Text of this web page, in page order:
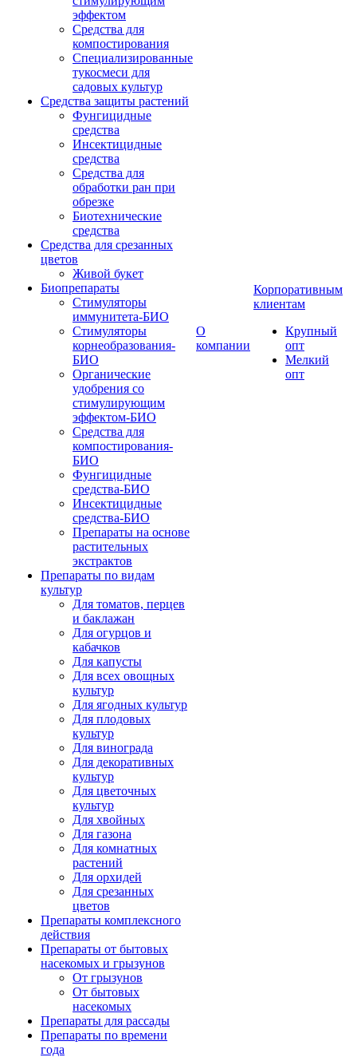
эффектом
Средства для
компостирования
Специализированные
тукосмеси для
садовых культур
Средства защиты растений
Фунгицидные
средства
Инсектицидные
средства
Средства для
обработки ран при
обрезке
Биотехнические
средства
Средства для срезанных
цветов
Живой букет
Биопрепараты
Стимуляторы
иммунитета-БИО
Стимуляторы
корнеобразования-
БИО
Органические
удобрения со
стимулирующим
эффектом-БИО
Средства для
компостирования-
БИО
Фунгицидные
средства-БИО
Инсектицидные
средства-БИО
Препараты на основе
растительных
экстрактов
Препараты по видам
культур
Для томатов, перцев
и баклажан
Для огурцов и
кабачков
Для капусты
Для всех овощных
культур
Для ягодных культур
Для плодовых
культур
Для винограда
Для декоративных
культур
Для цветочных
культур
Для хвойных
Для газона
Для комнатных
растений
Для орхидей
Для срезанных
цветов
Препараты комплексного
действия
Препараты от бытовых
насекомых и грызунов
От грызунов
От бытовых
насекомых
Препараты для рассады
Препараты по времени
года
О
компании
Корпоративным
клиентам
Крупный
опт
Мелкий
опт